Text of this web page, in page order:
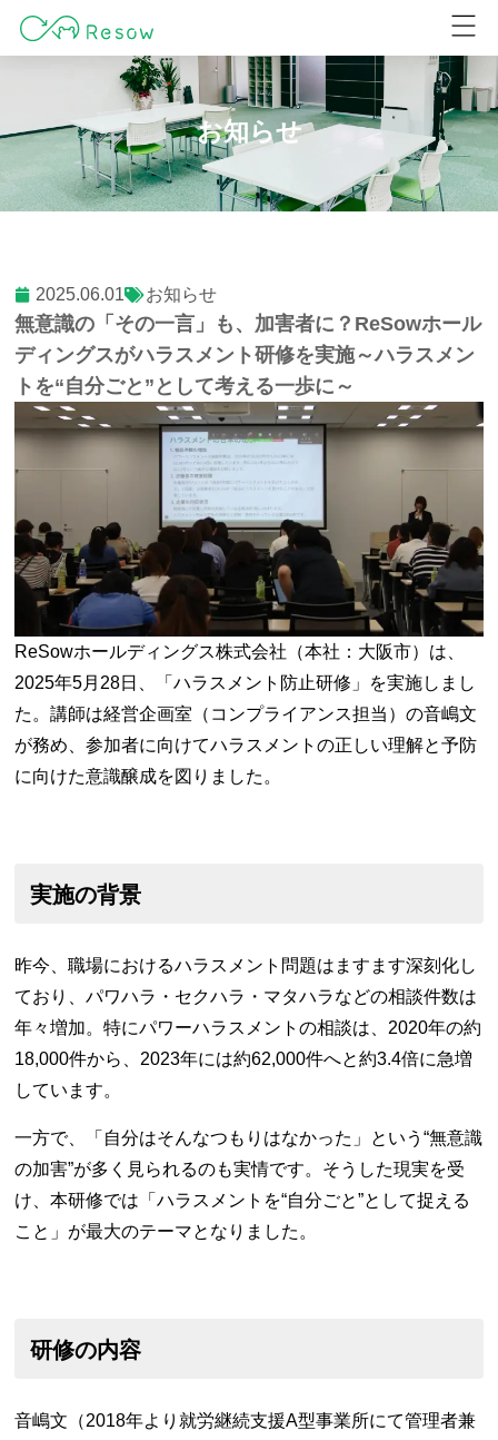
お知らせ
2025.06.01 お知らせ
無意識の「その一言」も、加害者に？ReSowホール
ディングスがハラスメント研修を実施～ハラスメン
トを“自分ごと”として考える一歩に～
ReSowホールディングス株式会社（本社：大阪市）は、
2025年5月28日、「ハラスメント防止研修」を実施しまし
た。講師は経営企画室（コンプライアンス担当）の音嶋文
が務め、参加者に向けてハラスメントの正しい理解と予防
に向けた意識醸成を図りました。
実施の背景
昨今、職場におけるハラスメント問題はますます深刻化し
ており、パワハラ・セクハラ・マタハラなどの相談件数は
年々増加。特にパワーハラスメントの相談は、2020年の約
18,000件から、2023年には約62,000件へと約3.4倍に急増
しています。
一方で、「自分はそんなつもりはなかった」という“無意識
の加害”が多く見られるのも実情です。そうした現実を受
け、本研修では「ハラスメントを“自分ごと”として捉える
こと」が最大のテーマとなりました。
研修の内容
音嶋文（2018年より就労継続支援A型事業所にて管理者兼